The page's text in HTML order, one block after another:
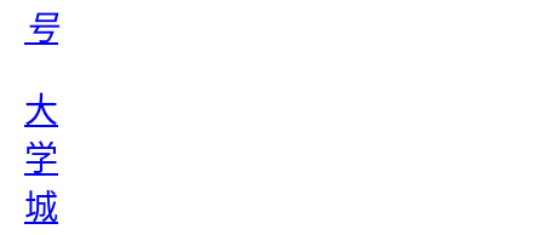
号
大
学
城